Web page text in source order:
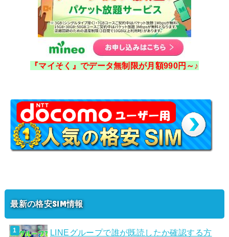
『マイそく』でデータ無制限が月額990円～♪
最新の格安SIM情報
LINEグループで誰が既読したか確認する方